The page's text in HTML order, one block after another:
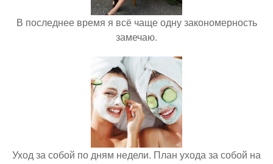
В последнее время я всё чаще одну закономерность
замечаю.
Уход за собой по дням недели. План ухода за собой на